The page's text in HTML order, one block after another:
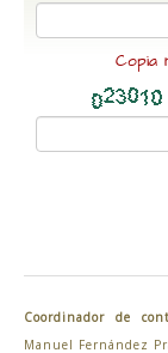
Copia
Coordinador de
Manuel Fernández